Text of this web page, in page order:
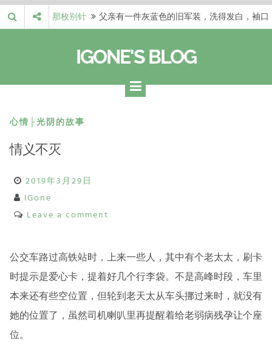
Skip
to
那枚别针
父亲有一件灰蓝色的旧军装，洗得发白，袖口
自己的生活和命…
梁冬 |…
梁冬：有一些人在某个阶段掌握了第一性原
理，完成了一次彻…
梁冬 |…
梁冬：总还有那么百分之一的人，既不努力，
IGONE'S BLOG
心情├光阴的故事
情义不灭
2019年3月29日
IGone
Leave a comment
公交车路过高铁站时，上来一些人，其中有个老太太，刷卡
时提示是爱心卡，提着好几个行李袋。不是高峰时段，车里
本来还有些空位置，但轮到老天太从车头挪过来时，就没有
她的位置了，虽然司机喇叭里再提醒着给老弱病残孕让个座
位。